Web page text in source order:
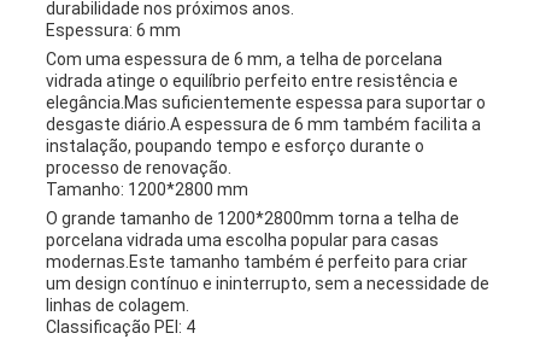
durabilidade nos próximos anos.
Espessura: 6 mm
Com uma espessura de 6 mm, a telha de porcelana
vidrada atinge o equilíbrio perfeito entre resistência e
elegância.Mas suficientemente espessa para suportar o
desgaste diário.A espessura de 6 mm também facilita a
instalação, poupando tempo e esforço durante o
processo de renovação.
Tamanho: 1200*2800 mm
O grande tamanho de 1200*2800mm torna a telha de
porcelana vidrada uma escolha popular para casas
modernas.Este tamanho também é perfeito para criar
um design contínuo e ininterrupto, sem a necessidade de
linhas de colagem.
Classificação PEI: 4